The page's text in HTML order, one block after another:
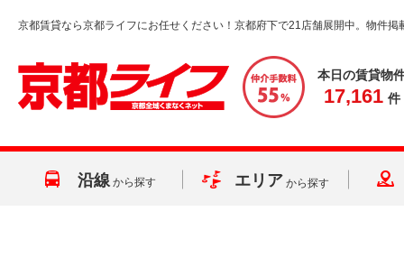
京都賃貸なら京都ライフにお任せください！京都府下で21店舗展開中。物件掲
本日の賃貸物
17,161 件
沿線 から探す エリア から探す